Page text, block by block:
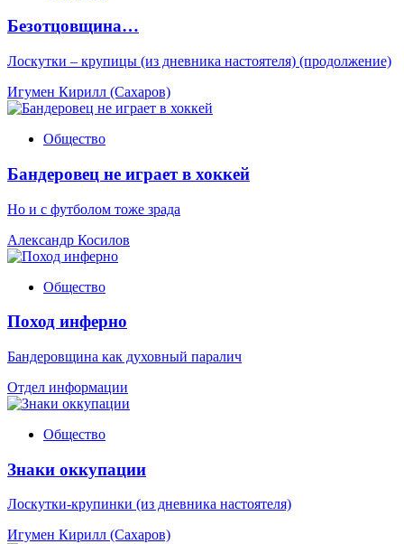
Безотцовщина…
Лоскутки – крупицы (из дневника настоятеля) (продолжение)
Игумен Кирилл (Сахаров)
Общество
Бандеровец не играет в хоккей
Но и с футболом тоже зрада
Александр Косилов
Общество
Поход инферно
Бандеровщина как духовный паралич
Отдел информации
Общество
Знаки оккупации
Лоскутки-крупинки (из дневника настоятеля)
Игумен Кирилл (Сахаров)